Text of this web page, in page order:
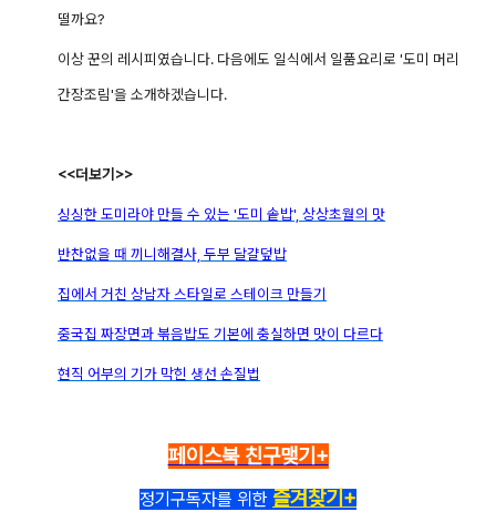
떨까요?
이상 꾼의 레시피였습니다. 다음에도 일식에서 일품요리로 '도미 머리
간장조림'을 소개하겠습니다.
<<더보기>>
싱싱한 도미라야 만들 수 있는 '도미 솥밥', 상상초월의 맛
반찬없을 때 끼니해결사, 두부 달걀덮밥
집에서 거친 상남자 스타일로 스테이크 만들기
중국집 짜장면과 볶음밥도 기본에 충실하면 맛이 다르다
현직 어부의 기가 막힌 생선 손질법
페이스북 친구맺기+
정기구독자를 위한 즐겨찾기+